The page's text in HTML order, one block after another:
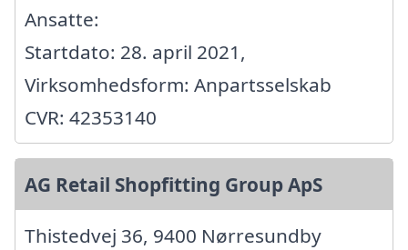
Ansatte:
Startdato: 28. april 2021,
Virksomhedsform: Anpartsselskab
CVR: 42353140
AG Retail Shopfitting Group ApS
Thistedvej 36, 9400 Nørresundby